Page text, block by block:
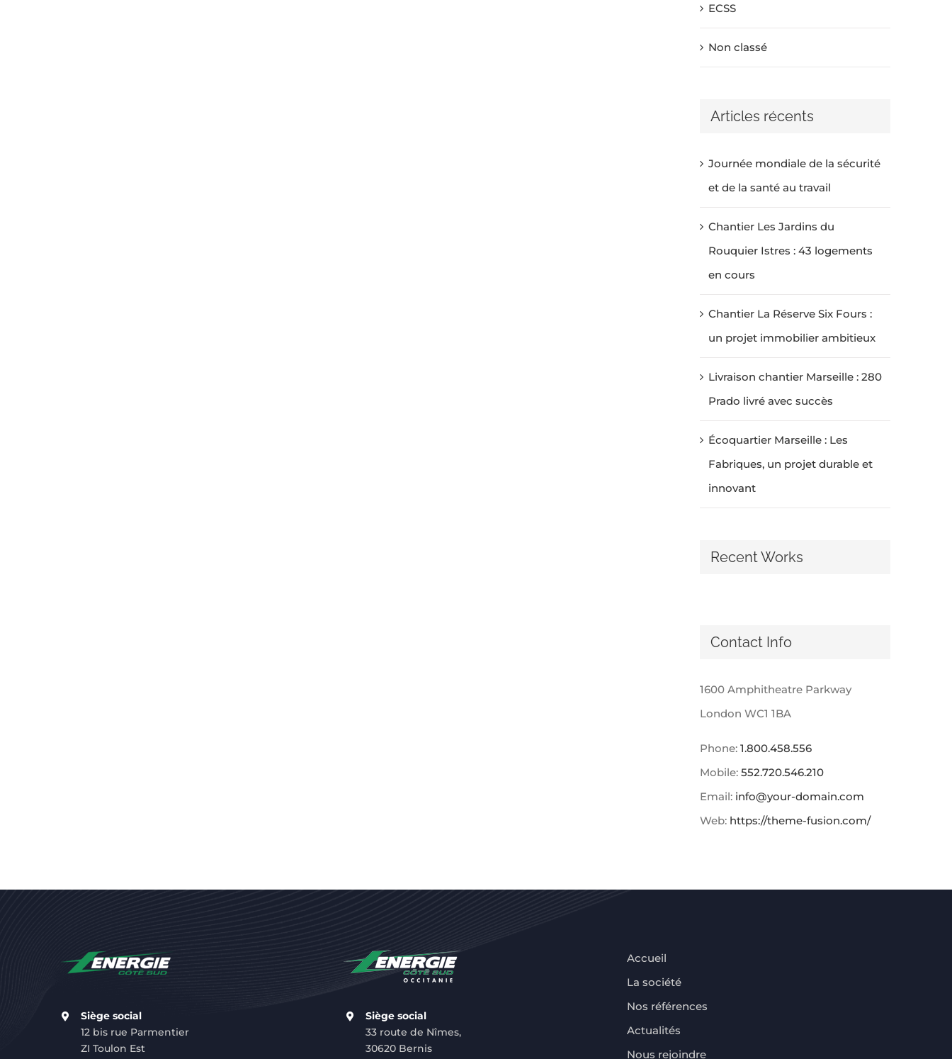
ECSS
Non classé
Articles récents
Journée mondiale de la sécurité
et de la santé au travail
Chantier Les Jardins du
Rouquier Istres : 43 logements
en cours
Chantier La Réserve Six Fours :
un projet immobilier ambitieux
Livraison chantier Marseille : 280
Prado livré avec succès
Écoquartier Marseille : Les
Fabriques, un projet durable et
innovant
Recent Works
Contact Info
1600 Amphitheatre Parkway
London WC1 1BA
Phone: 1.800.458.556
Mobile: 552.720.546.210
Email: info@your-domain.com
Web: https://theme-fusion.com/
Siège social
12 bis rue Parmentier
ZI Toulon Est
Siège social
33 route de Nîmes,
30620 Bernis
Accueil
La société
Nos références
Actualités
Nous rejoindre